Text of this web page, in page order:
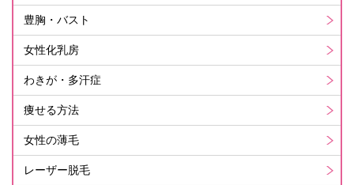
豊胸・バスト
女性化乳房
わきが・多汗症
痩せる方法
女性の薄毛
レーザー脱毛